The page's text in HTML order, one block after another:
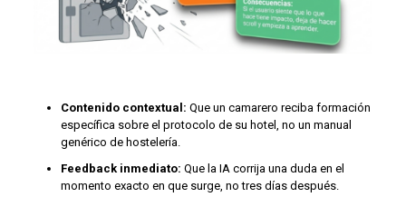
Contenido contextual: Que un camarero reciba formación
específica sobre el protocolo de su hotel, no un manual
genérico de hostelería.
Feedback inmediato: Que la IA corrija una duda en el
momento exacto en que surge, no tres días después.